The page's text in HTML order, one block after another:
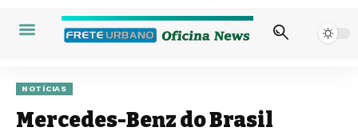
NOTÍCIAS
Mercedes-Benz do Brasil